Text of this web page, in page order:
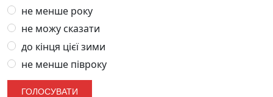
не менше року
не можу сказати
до кінця цієї зими
не менше півроку